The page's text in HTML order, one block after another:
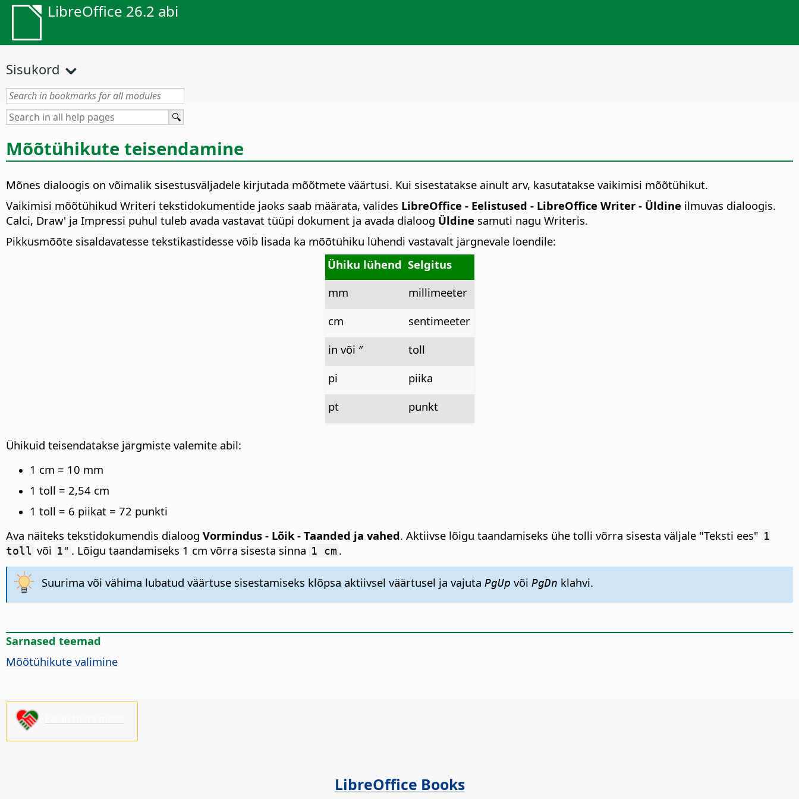
LibreOffice 26.2 abi
Sisukord
Mõõtühikute teisendamine
Mõnes dialoogis on võimalik sisestusväljadele kirjutada mõõtmete väärtusi. Kui sisestatakse ainult arv, kasutatakse vaikimisi mõõtühikut.
Vaikimisi mõõtühikud Writeri tekstidokumentide jaoks saab määrata, valides LibreOffice - Eelistused - LibreOffice Writer - Üldine ilmuvas dialoogis.
Calci, Draw' ja Impressi puhul tuleb avada vastavat tüüpi dokument ja avada dialoog Üldine samuti nagu Writeris.
Pikkusmõõte sisaldavatesse tekstikastidesse võib lisada ka mõõtühiku lühendi vastavalt järgnevale loendile:
Ühiku lühend Selgitus
mm
millimeeter
cm
sentimeeter
in või ″
toll
pi
piika
pt
punkt
Ühikuid teisendatakse järgmiste valemite abil:
1 cm = 10 mm
1 toll = 2,54 cm
1 toll = 6 piikat = 72 punkti
Ava näiteks tekstidokumendis dialoog Vormindus - Lõik - Taanded ja vahed. Aktiivse lõigu taandamiseks ühe tolli võrra sisesta väljale "Teksti ees" 1
toll või 1" . Lõigu taandamiseks 1 cm võrra sisesta sinna 1 cm .
Suurima või vähima lubatud väärtuse sisestamiseks klõpsa aktiivsel väärtusel ja vajuta PgUp või PgDn klahvi.
Sarnased teemad
Mõõtühikute valimine
LibreOffice Books